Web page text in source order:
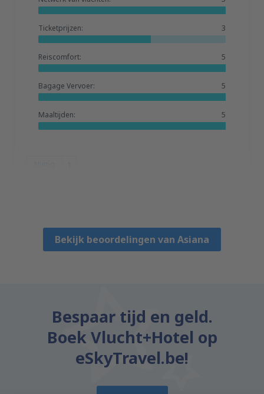
Ticketprijzen: 3
Reiscomfort: 5
Bagage Vervoer: 5
Maaltijden: 5
Bekijk beoordelingen van Asiana
Bespaar tijd en geld.
Boek Vlucht+Hotel op
eSkyTravel.be!